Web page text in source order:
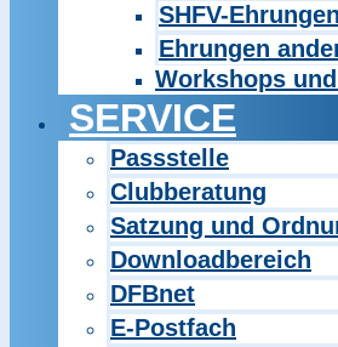
SHFV-Ehrungen
Ehrungen
Workshops
SERVICE
Passstelle
Clubberatung
Satzung und
Downloadbereich
DFBnet
E-Postfach